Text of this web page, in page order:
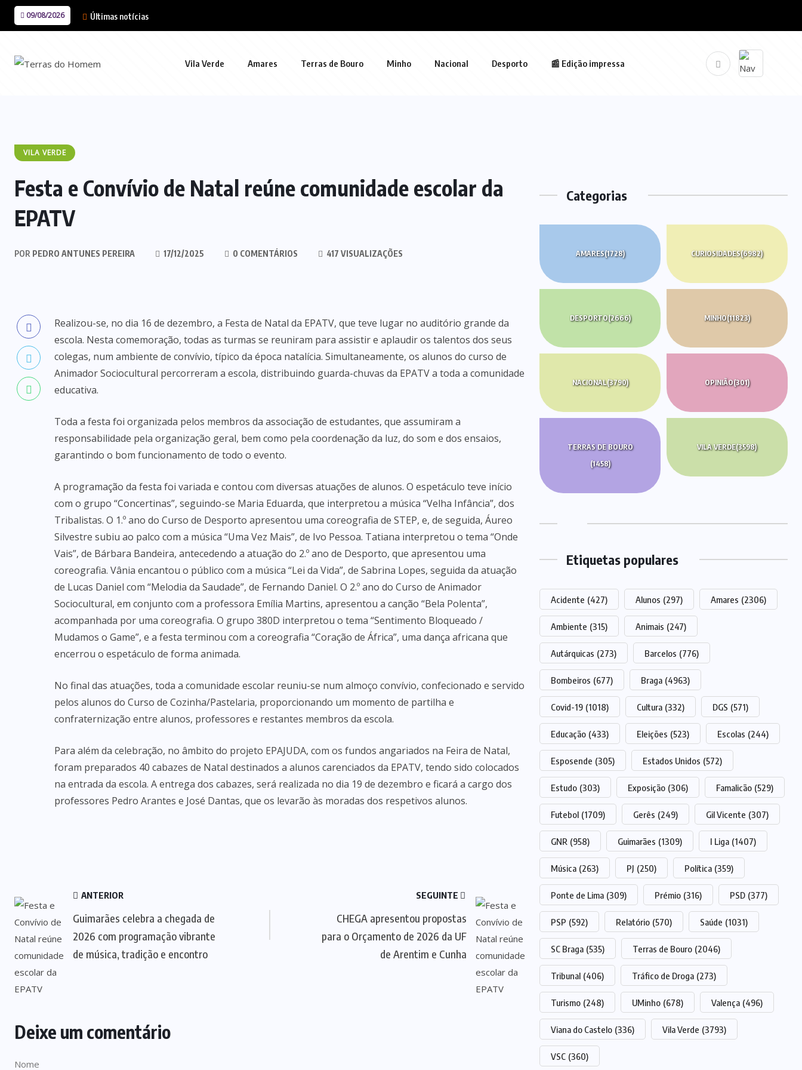
09/08/2026 Últimas notícias
Vila Verde Amares Terras de Bouro Minho Nacional Desporto 📰 Edição impressa
VILA VERDE
Festa e Convívio de Natal reúne comunidade escolar da
EPATV
POR PEDRO ANTUNES PEREIRA 17/12/2025 0 COMENTÁRIOS 417 VISUALIZAÇÕES
Realizou-se, no dia 16 de dezembro, a Festa de Natal da EPATV, que teve lugar no auditório grande da
escola. Nesta comemoração, todas as turmas se reuniram para assistir e aplaudir os talentos dos seus
colegas, num ambiente de convívio, típico da época natalícia. Simultaneamente, os alunos do curso de
Animador Sociocultural percorreram a escola, distribuindo guarda-chuvas da EPATV a toda a comunidade
educativa.
Toda a festa foi organizada pelos membros da associação de estudantes, que assumiram a
responsabilidade pela organização geral, bem como pela coordenação da luz, do som e dos ensaios,
garantindo o bom funcionamento de todo o evento.
A programação da festa foi variada e contou com diversas atuações de alunos. O espetáculo teve início
com o grupo “Concertinas”, seguindo-se Maria Eduarda, que interpretou a música “Velha Infância”, dos
Tribalistas. O 1.º ano do Curso de Desporto apresentou uma coreografia de STEP, e, de seguida, Áureo
Silvestre subiu ao palco com a música “Uma Vez Mais”, de Ivo Pessoa. Tatiana interpretou o tema “Onde
Vais”, de Bárbara Bandeira, antecedendo a atuação do 2.º ano de Desporto, que apresentou uma
coreografia. Vânia encantou o público com a música “Lei da Vida”, de Sabrina Lopes, seguida da atuação
de Lucas Daniel com “Melodia da Saudade”, de Fernando Daniel. O 2.º ano do Curso de Animador
Sociocultural, em conjunto com a professora Emília Martins, apresentou a canção “Bela Polenta”,
acompanhada por uma coreografia. O grupo 380D interpretou o tema “Sentimento Bloqueado /
Mudamos o Game”, e a festa terminou com a coreografia “Coração de África”, uma dança africana que
encerrou o espetáculo de forma animada.
No final das atuações, toda a comunidade escolar reuniu-se num almoço convívio, confecionado e servido
pelos alunos do Curso de Cozinha/Pastelaria, proporcionando um momento de partilha e
confraternização entre alunos, professores e restantes membros da escola.
Para além da celebração, no âmbito do projeto EPAJUDA, com os fundos angariados na Feira de Natal,
foram preparados 40 cabazes de Natal destinados a alunos carenciados da EPATV, tendo sido colocados
na entrada da escola. A entrega dos cabazes, será realizada no dia 19 de dezembro e ficará a cargo dos
professores Pedro Arantes e José Dantas, que os levarão às moradas dos respetivos alunos.
ANTERIOR
Guimarães celebra a chegada de
2026 com programação vibrante
de música, tradição e encontro
SEGUINTE
CHEGA apresentou propostas
para o Orçamento de 2026 da UF
de Arentim e Cunha
Deixe um comentário
Categorias
AMARES(1728) CURIOSIDADES(6982)
DESPORTO(2666) MINHO(11823)
NACIONAL(3790) OPINIÃO(301)
TERRAS DE BOURO
(1458)
VILA VERDE(3598)
Etiquetas populares
Acidente (427) Alunos (297) Amares (2306)
Ambiente (315) Animais (247)
Autárquicas (273) Barcelos (776)
Bombeiros (677) Braga (4963)
Covid-19 (1018) Cultura (332) DGS (571)
Educação (433) Eleições (523) Escolas (244)
Esposende (305) Estados Unidos (572)
Estudo (303) Exposição (306) Famalicão (529)
Futebol (1709) Gerês (249) Gil Vicente (307)
GNR (958) Guimarães (1309) I Liga (1407)
Música (263) PJ (250) Política (359)
Ponte de Lima (309) Prémio (316) PSD (377)
PSP (592) Relatório (570) Saúde (1031)
SC Braga (535) Terras de Bouro (2046)
Tribunal (406) Tráfico de Droga (273)
Turismo (248) UMinho (678) Valença (496)
Viana do Castelo (336) Vila Verde (3793)
VSC (360)